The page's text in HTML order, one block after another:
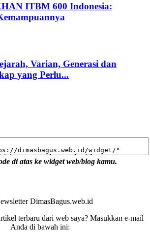
ITBM 600 Indonesia:
Varian, Generasi dan
yang Perlu...
di atas ke widget web/blog kamu.
terbaru dari web saya? Masukkan e-mail
Anda di bawah ini: